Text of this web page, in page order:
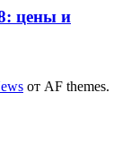
цены и
от AF themes.